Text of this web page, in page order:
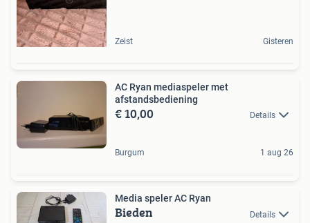
Zeist Gisteren
AC Ryan mediaspeler met
afstandsbediening
€ 10,00 Details
Burgum 1 aug 26
Media speler AC Ryan
Bieden Details